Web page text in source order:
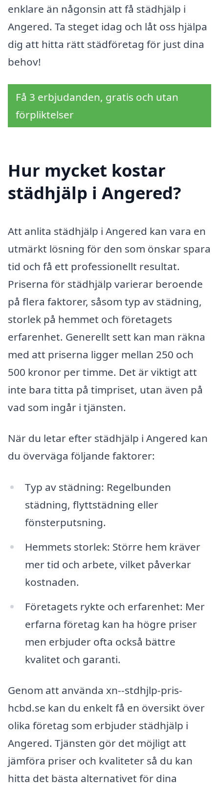
enklare än någonsin att få städhjälp i
Angered. Ta steget idag och låt oss hjälpa
dig att hitta rätt städföretag för just dina
behov!
Få 3 erbjudanden, gratis och utan
förpliktelser
Hur mycket kostar
städhjälp i Angered?
Att anlita städhjälp i Angered kan vara en
utmärkt lösning för den som önskar spara
tid och få ett professionellt resultat.
Priserna för städhjälp varierar beroende
på flera faktorer, såsom typ av städning,
storlek på hemmet och företagets
erfarenhet. Generellt sett kan man räkna
med att priserna ligger mellan 250 och
500 kronor per timme. Det är viktigt att
inte bara titta på timpriset, utan även på
vad som ingår i tjänsten.
När du letar efter städhjälp i Angered kan
du överväga följande faktorer:
Typ av städning: Regelbunden
städning, flyttstädning eller
fönsterputsning.
Hemmets storlek: Större hem kräver
mer tid och arbete, vilket påverkar
kostnaden.
Företagets rykte och erfarenhet: Mer
erfarna företag kan ha högre priser
men erbjuder ofta också bättre
kvalitet och garanti.
Genom att använda xn--stdhjlp-pris-
hcbd.se kan du enkelt få en översikt över
olika företag som erbjuder städhjälp i
Angered. Tjänsten gör det möjligt att
jämföra priser och kvaliteter så du kan
hitta det bästa alternativet för dina